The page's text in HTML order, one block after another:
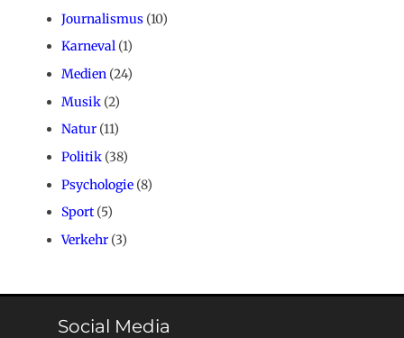
Journalismus (10)
Karneval (1)
Medien (24)
Musik (2)
Natur (11)
Politik (38)
Psychologie (8)
Sport(5)
Verkehr (3)
Social Media